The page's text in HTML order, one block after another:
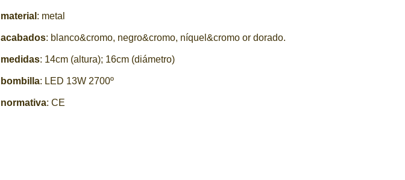
material : metal
acabados: blanco&cromo, negro&cromo, níquel&cromo or dorado.
medidas: 14cm (altura); 16cm (diámetro)
bombilla: LED 13W 2700º
normativa: CE